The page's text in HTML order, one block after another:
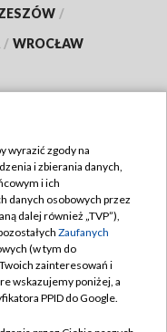
/
/ WROCŁAW
wyrazić zgody na
i zbierania danych,
i ich
danych osobowych przez
dalej również „TVP”),
Zaufanych
(w tym do
zainteresowań i
wskazujemy poniżej, a
PPID do Google.